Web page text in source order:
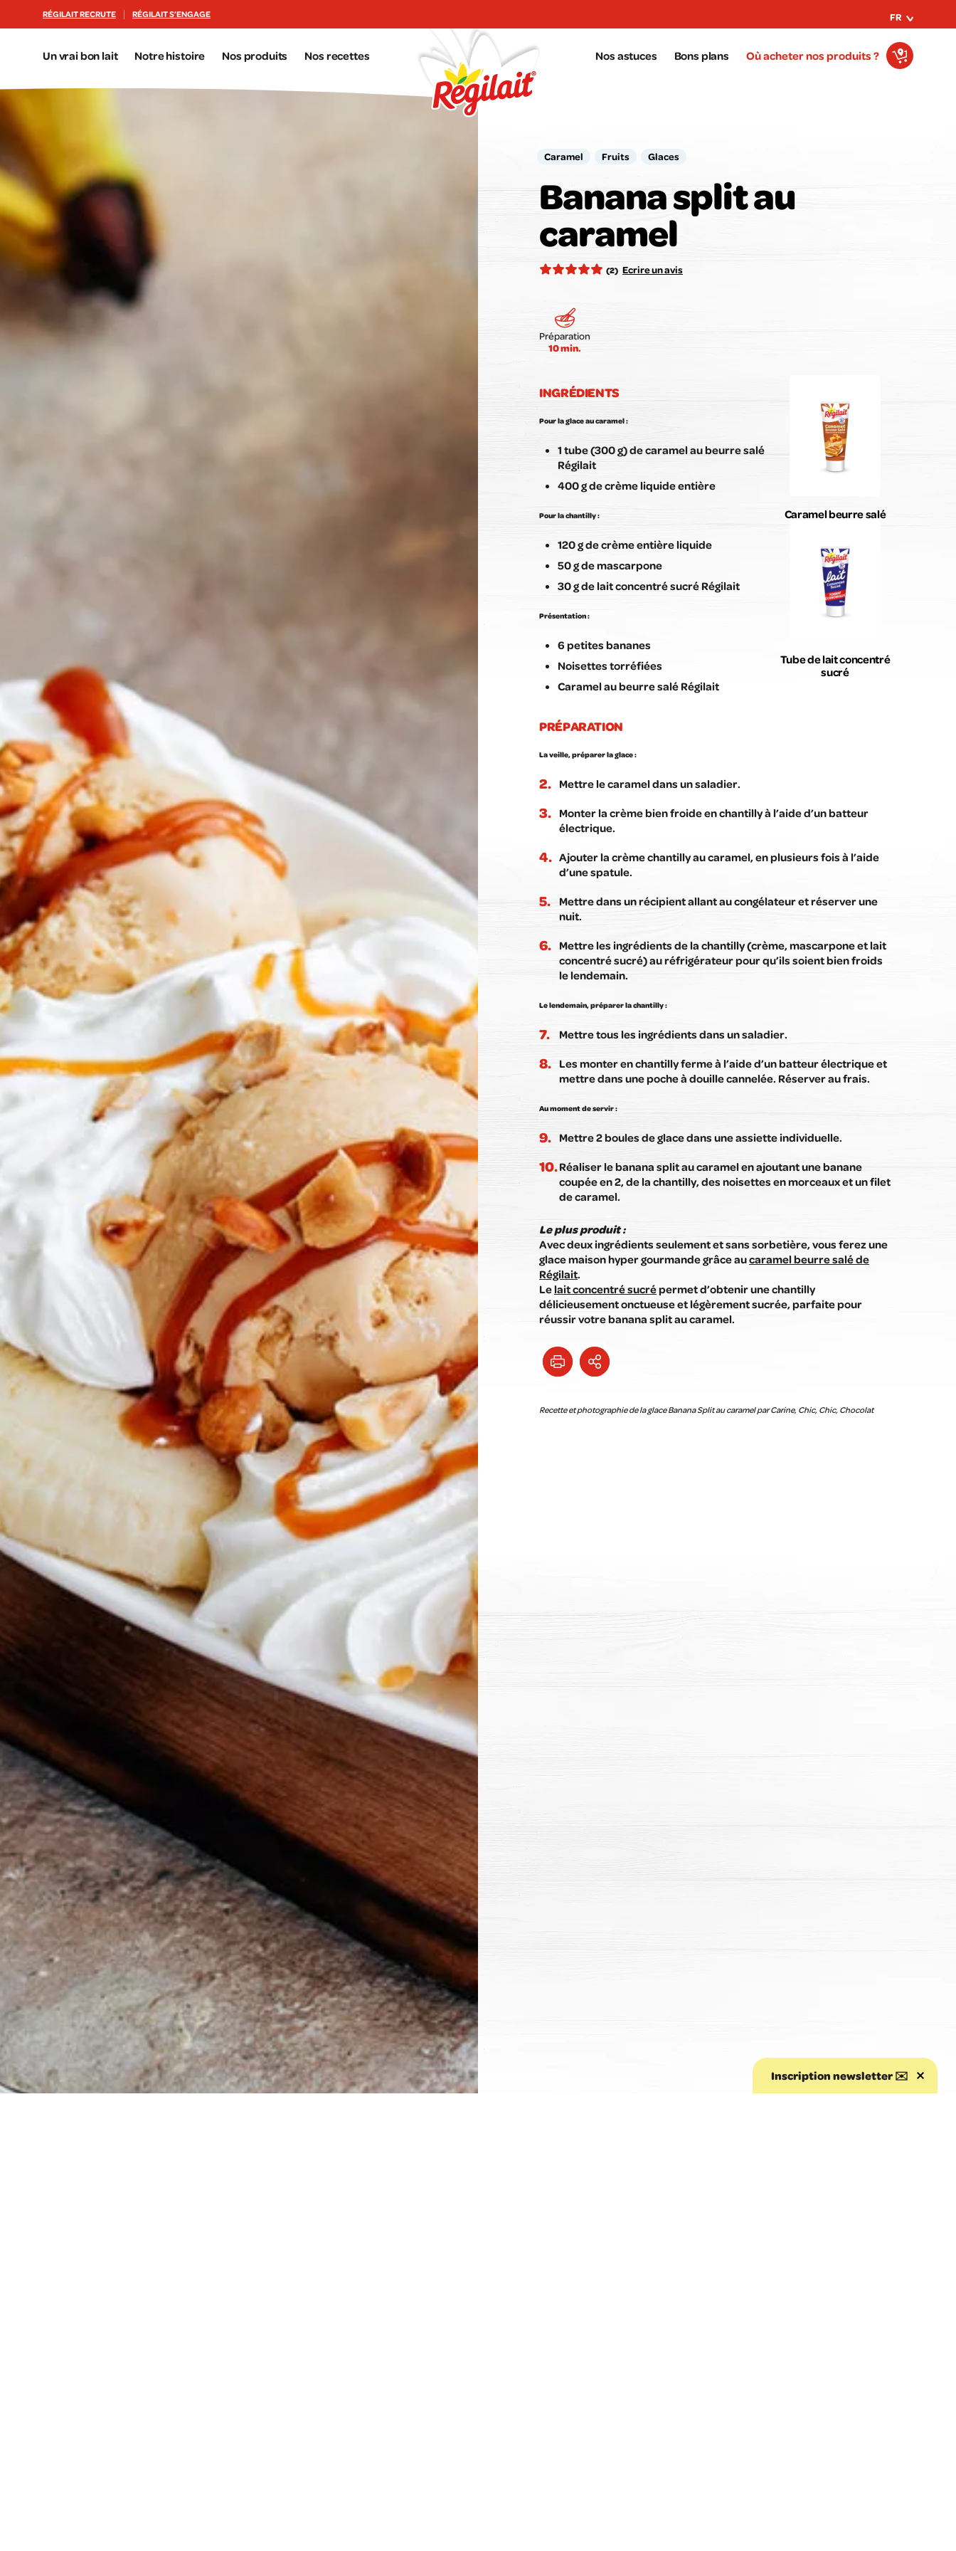
RÉGILAIT RECRUTE RÉGILAIT S’ENGAGE
Un vrai bon lait Notre histoire Nos produits Nos recettes Nos astuces Bons plans
FR
Où acheter nos produits ?
Caramel Fruits Glaces
Banana split au
caramel
(2) Ecrire un avis
Votre avis compte pour nous !
Notez la recette ici :
Préparation
10 min.
INGRÉDIENTS
Pour la glace au caramel :
1 tube (300 g) de caramel au beurre salé
Régilait
400 g de crème liquide entière
Pour la chantilly:
120 g de crème entière liquide
50 g de mascarpone
30 g de lait concentré sucré Régilait
Présentation :
6 petites bananes
Noisettes torréfiées
Caramel au beurre salé Régilait
Caramel beurre salé
Tube de lait concentré
sucré
PRÉPARATION
La veille, préparer la glace :
Mettre le caramel dans un saladier.
Monter la crème bien froide en chantilly à l’aide d’un batteur
électrique.
Ajouter la crème chantilly au caramel, en plusieurs fois à l’aide
d’une spatule.
Mettre dans un récipient allant au congélateur et réserver une
nuit.
Mettre les ingrédients de la chantilly (crème, mascarpone et lait
concentré sucré) au réfrigérateur pour qu’ils soient bien froids
le lendemain.
Le lendemain, préparer la chantilly :
Mettre tous les ingrédients dans un saladier.
Les monter en chantilly ferme à l’aide d’un batteur électrique et
mettre dans une poche à douille cannelée. Réserver au frais.
Au moment de servir :
Mettre 2 boules de glace dans une assiette individuelle.
Réaliser le banana split au caramel en ajoutant une banane
coupée en 2, de la chantilly, des noisettes en morceaux et un filet
de caramel.
Le plus produit :
Avec deux ingrédients seulement et sans sorbetière, vous ferez une
glace maison hyper gourmande grâce aucaramel beurre salé de
Régilait.
Lelait concentré sucrépermet d’obtenir une chantilly
délicieusement onctueuse et légèrement sucrée, parfaite pour
réussir votre banana split au caramel.
Recette et photographie de la glace Banana Split au caramel par Carine, Chic, Chic, Chocolat
Inscription newsletter ✉️
Aller au début de la page